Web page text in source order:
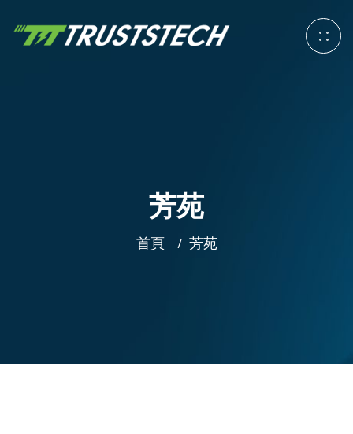
芳苑
首頁 芳苑